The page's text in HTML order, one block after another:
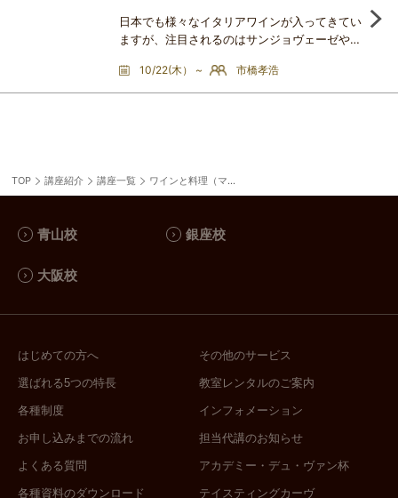
日本でも様々なイタリアワインが入ってきてい
ますが、注目されるのはサンジョヴェーゼやネ
造られたワインのみです。なかなかイタリアワ
インの多様性が認知されず、5割程度しかイタ
のブドウ品種を主体とする
10/22(木） ~ 市橋孝浩
TOP 講座紹介 講座一覧 ワインと料理（マリアージュ）講座一覧
青山校 銀座校
大阪校
はじめての方へ
選ばれる5つの特長
各種制度
お申し込みまでの流れ
よくある質問
各種資料のダウンロード
その他のサービス
教室レンタルのご案内
インフォメーション
担当代講のお知らせ
アカデミー・デュ・ヴァン杯
テイスティングカーヴ